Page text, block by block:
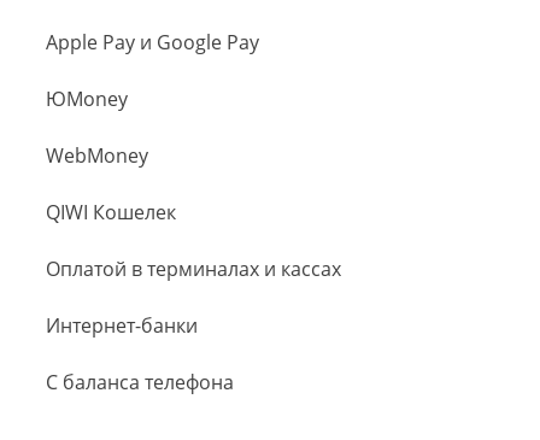
Apple Pay и Google Pay
ЮMoney
WebMoney
QIWI Кошелек
Оплатой в терминалах и кассах
Интернет-банки
С баланса телефона